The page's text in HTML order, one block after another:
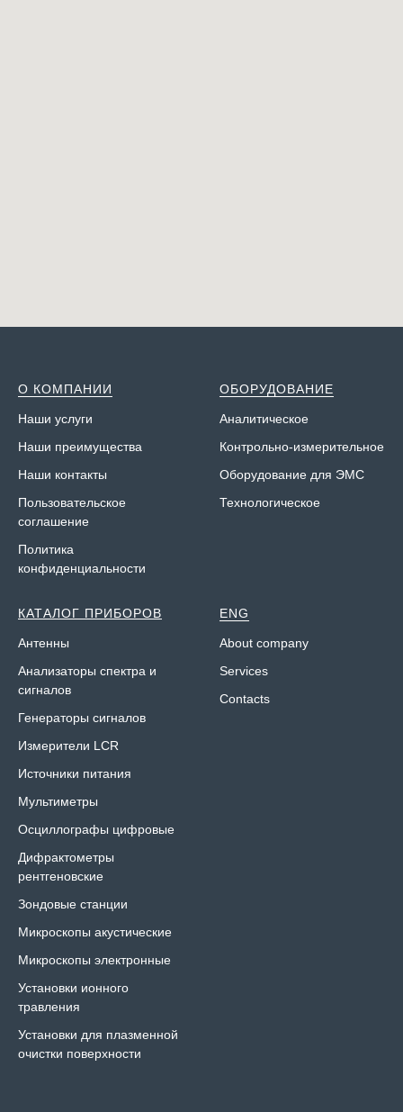
О КОМПАНИИ
Наши услуги
Наши преимущества
Наши контакты
Пользовательское
соглашение
Политика
конфиденциальности
ОБОРУДОВАНИЕ
Аналитическое
Контрольно-измерительное
Оборудование для ЭМС
Технологическое
КАТАЛОГ ПРИБОРОВ
Антенны
Анализаторы спектра и
сигналов
Генераторы сигналов
Измерители LCR
Источники питания
Мультиметры
Осциллографы цифровые
Дифрактометры
рентгеновские
Зондовые станции
Микроскопы акустические
Микроскопы электронные
Установки ионного
травления
Установки для плазменной
очистки поверхности
ENG
About company
Services
Contacts